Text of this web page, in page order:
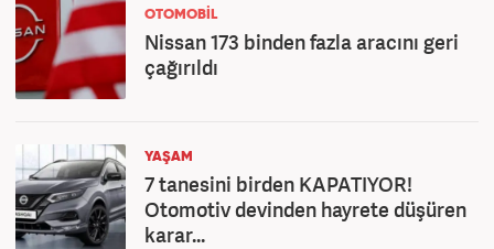
OTOMOBİL
Nissan 173 binden fazla aracını geri
çağırıldı
YAŞAM
7 tanesini birden KAPATIYOR!
Otomotiv devinden hayrete düşüren
karar...